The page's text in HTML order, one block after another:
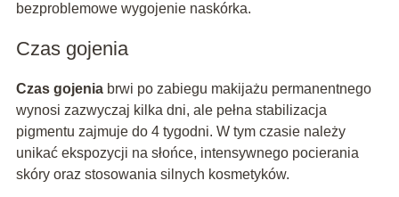
bezproblemowe wygojenie naskórka.
Czas gojenia
Czas gojeniabrwi po zabiegu makijażu permanentnego
wynosi zazwyczaj kilka dni, ale pełna stabilizacja
pigmentu zajmuje do 4 tygodni. W tym czasie należy
unikać ekspozycji na słońce, intensywnego pocierania
skóry oraz stosowania silnych kosmetyków.